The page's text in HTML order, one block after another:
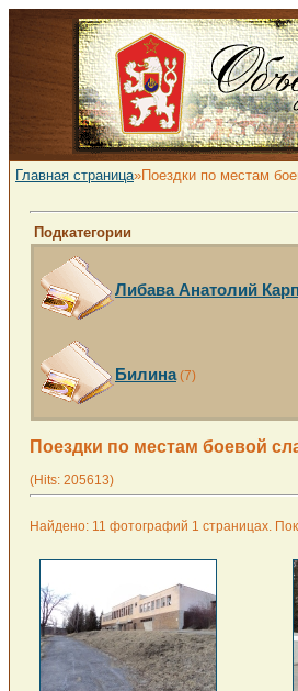
Главная страница»Поездки по местам
Подкатегории
Либава Анатолий
Билина(7)
Поездки по местам боевой
(Hits: 205613)
Найдено: 11 фотографий 1 страницах.